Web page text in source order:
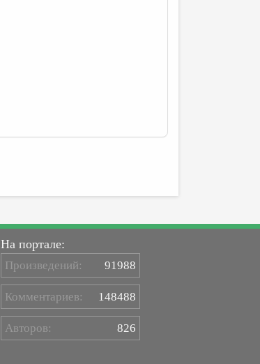
На портале:
Произведений: 91988
Комментариев: 148488
Авторов: 826